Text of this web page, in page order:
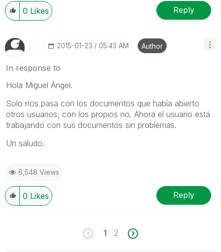
0 Likes Reply
‎2015-01-23 05:43 AM Author
In response to
Hola Miguel Ángel.
Solo nos pasa con los documentos que había abierto
otros usuarios, con los propios no. Ahora el usuario está
trabajando con sus documentos sin problemas.
Un saludo.
6,548 Views
0 Likes Reply
1 2